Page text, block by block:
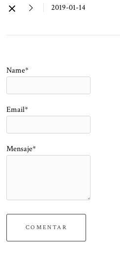
2019-01-14
Name*
Email*
Mensaje*
COMENTAR